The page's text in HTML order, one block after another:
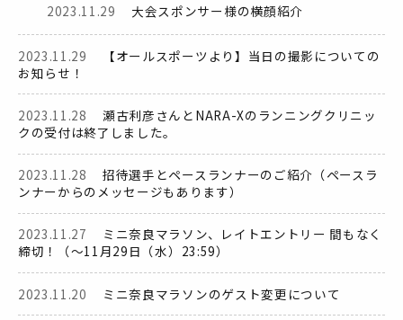
2023.11.29 大会スポンサー様の横顔紹介
2023.11.29
【オールスポーツより】当日の撮影についての
お知らせ！
2023.11.28
瀬古利彦さんとNARA-Xのランニングクリニッ
クの受付は終了しました。
2023.11.28
招待選手とペースランナーのご紹介（ペースラ
ンナーからのメッセージもあります）
2023.11.27
ミニ奈良マラソン、レイトエントリー 間もなく
締切！（～11月29日（水）23:59）
2023.11.20 ミニ奈良マラソンのゲスト変更について